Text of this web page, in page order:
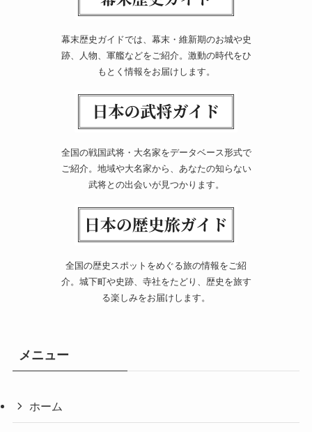
幕末歴史ガイドでは、幕末・維新期のお城や史
跡、人物、軍艦などをご紹介。激動の時代をひ
もとく情報をお届けします。
全国の戦国武将・大名家をデータベース形式で
ご紹介。地域や大名家から、あなたの知らない
武将との出会いが見つかります。
全国の歴史スポットをめぐる旅の情報をご紹
介。城下町や史跡、寺社をたどり、歴史を旅す
る楽しみをお届けします。
メニュー
ホーム